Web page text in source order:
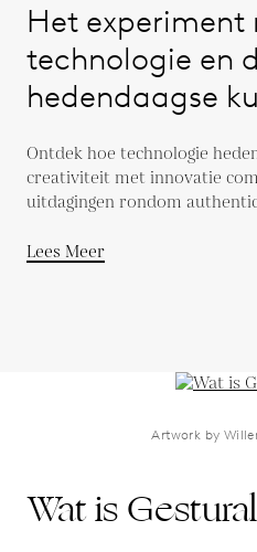
Het experiment
technologie en
hedendaagse
Ontdek hoe technologie
creativiteit met innovatie
uitdagingen rondom
Lees Meer
Artwork by
Wat is